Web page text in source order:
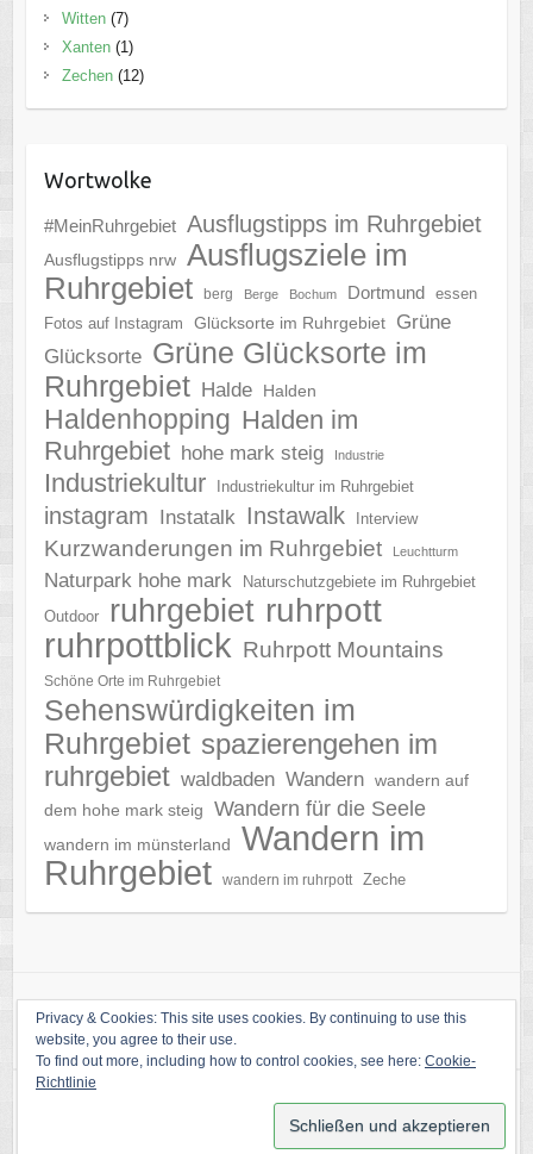
Witten(7)
Xanten(1)
Zechen(12)
Wortwolke
#MeinRuhrgebiet Ausflugstipps im Ruhrgebiet
Ausflugstipps nrw Ausflugsziele im
Ruhrgebiet
berg Berge Bochum Dortmund
essen
Fotos auf Instagram
Glücksorte im Ruhrgebiet
Grüne
Glücksorte Grüne Glücksorte im
Ruhrgebiet Halde Halden
Haldenhopping Halden im
Ruhrgebiet hohe mark steig Industrie
Industriekultur Industriekultur im Ruhrgebiet
instagram Instatalk Instawalk Interview
Kurzwanderungen im Ruhrgebiet Leuchtturm
Naturpark hohe mark
Naturschutzgebiete im Ruhrgebiet
Outdoor
ruhrgebiet ruhrpott
ruhrpottblick Ruhrpott Mountains
Schöne Orte im Ruhrgebiet
Sehenswürdigkeiten im
Ruhrgebiet spazierengehen im
ruhrgebiet waldbaden Wandern wandern auf
dem hohe mark steig
Wandern für die Seele
wandern im münsterland
Wandern im
Ruhrgebiet
wandern im ruhrpott Zeche
. Theme byColorlibPowered byWordPress
Privacy & Cookies: This site uses cookies. By continuing to use this
website, you agree to their use.
To find out more, including how to control cookies, see here: Cookie-
Richtlinie